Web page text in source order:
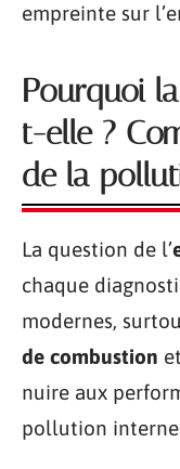
empreinte sur
Pourquoi
t-elle ?
de la
La question de l’
chaque
modernes,
de combustion et
nuire aux
pollution